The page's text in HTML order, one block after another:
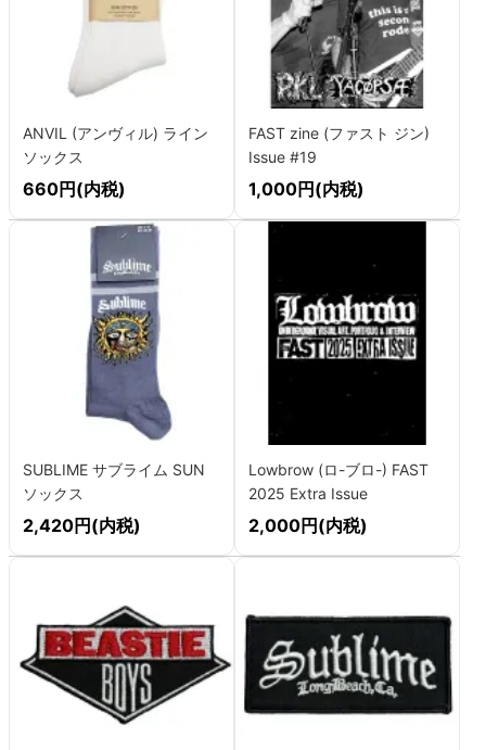
ANVIL (アンヴィル) ライン
ソックス
660円(内税)
FAST zine (ファスト ジン)
Issue #19
1,000円(内税)
SUBLIME サブライム SUN
ソックス
2,420円(内税)
Lowbrow (ロ-ブロ-) FAST
2025 Extra Issue
2,000円(内税)